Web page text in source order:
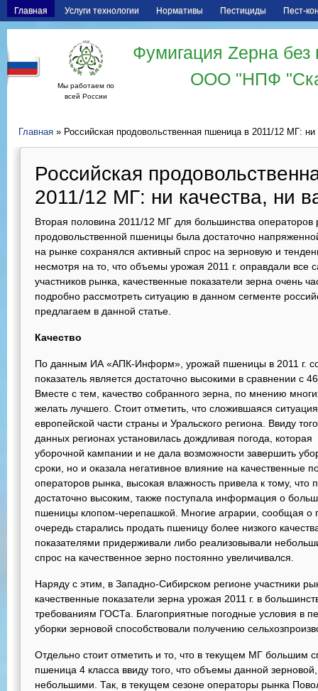
Главная Услуги технологии Нормативы Пестициды Пест-
Мы работаем по
всей России
Фумигация Zерна
ООО "НПФ
Главная » Российская продовольственная пшеница в 2011/12 МГ: ни
Российская
2011/12 МГ: ни качества, ни
Вторая половина 2011/12 МГ для большинства операторов
продовольственной пшеницы была достаточно
на рынке сохранялся активный спрос на зерновую и
несмотря на то, что объемы урожая 2011 г. оправдали все
участников рынка, качественные показатели зерна очень
подробно рассмотреть ситуацию в данном сегменте
предлагаем в данной статье.
Качество
По данным ИА «АПК-Информ», урожай пшеницы в 2011 г.
показатель является достаточно высокими в сравнении с
Вместе с тем, качество собранного зерна, по мнению
желать лучшего. Стоит отметить, что сложившаяся
европейской части страны и Уральского региона. Ввиду
данных регионах установилась дождливая погода,
уборочной кампании и не дала возможности завершить
сроки, но и оказала негативное влияние на качественные
операторов рынка, высокая влажность привела к тому, что
достаточно высоким, также поступала информация о
пшеницы клопом-черепашкой. Многие аграрии, сообщая о
очередь старались продать пшеницу более низкого
показателями придерживали либо реализовывали
спрос на качественное зерно постоянно увеличивался.
Наряду с этим, в Западно-Сибирском регионе участники
качественные показатели зерна урожая 2011 г. в
требованиям ГОСТа. Благоприятные погодные условия в
уборки зерновой способствовали получению
Отдельно стоит отметить и то, что в текущем МГ большим
пшеница 4 класса ввиду того, что объемы данной
небольшими. Так, в текущем сезоне операторы рынка